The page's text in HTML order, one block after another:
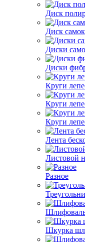
Диск
Диск
Диски
Диски
Круги
Круги
Круги
Лента
Листовой
Разное
Шкурка